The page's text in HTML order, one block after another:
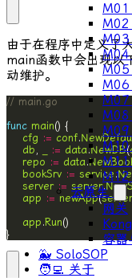
M01
M02
M03
M04
M05
M06
M07
M08
M09
M10
M11
云原生
网关
容器
🐳 SoloSOP
🧑‍💻 关于
由于在程序中定义了
main函数中会出现以
动维护。
// main.go
func main
cfg := conf.
db , := data.NewDB(
repo := data.
bookSrv := service.
server := server.
app := newApp(server
app .Run
}